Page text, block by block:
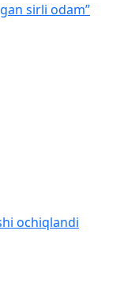
sirli odam”
ochiqlandi